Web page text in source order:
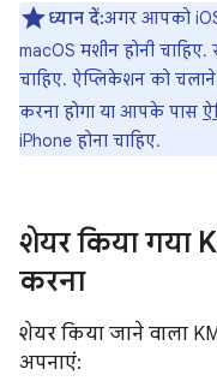
ध्यान दें:अगर आपको
macOS मशीन होनी
चाहिए. ऐप्लिकेशन को
करना होगा या आपके पास
iPhone होना चाहिए.
शेयर किया गया
करना
शेयर किया जाने वाला
अपनाएं: